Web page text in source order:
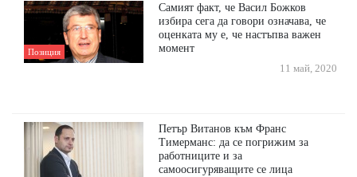
Позиция
Самият факт, че Васил Божков
избира сега да говори означава, че
оценката му е, че настъпва важен
момент
11 май, 2020
Петър Витанов към Франс
Тимерманс: да се погрижим за
работниците и за
самоосигуряващите се лица